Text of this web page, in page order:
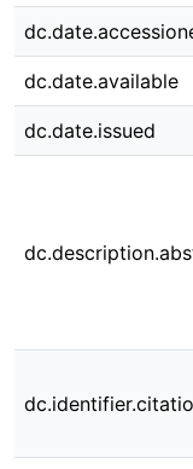
dc.date.available
dc.date.issued